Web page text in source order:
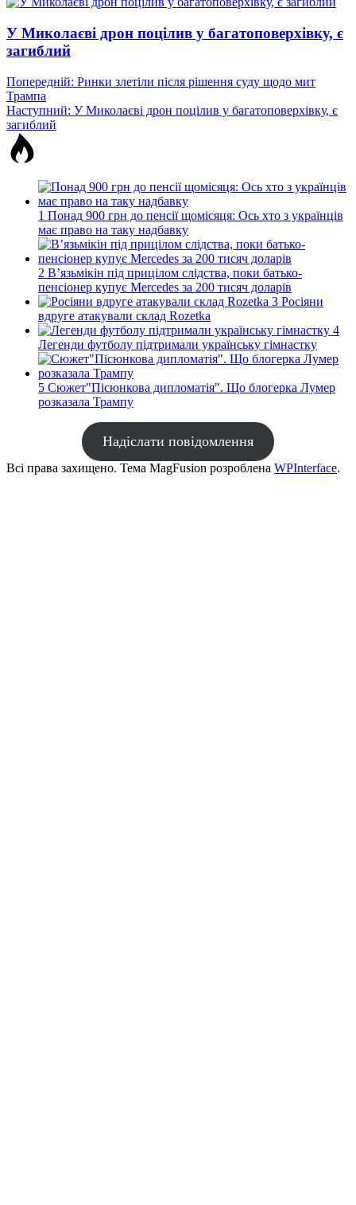
У Миколаєві дрон поцілив у багатоповерхівку, є
загиблий
Навігація
записів
Попередній: Ринки злетіли після рішення суду щодо мит
Трампа
Наступний: У Миколаєві дрон поцілив у багатоповерхівку, є
загиблий
1 Понад 900 грн до пенсії щомісяця: Ось хто з українців
має право на таку надбавку
2 В’язьмікін під прицілом слідства, поки батько-
пенсіонер купує Mercedes за 200 тисяч доларів
3 Росіяни
вдруге атакували склад Rozetka
4
Легенди футболу підтримали українську гімнастку
5 Сюжет"Пісюнкова дипломатія". Що блогерка Лумер
розказала Трампу
Надіслати повідомлення
Всі права захищено. Тема MagFusion розроблена WPInterface.